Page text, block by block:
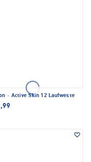
· Active Skin 12 Laufweste